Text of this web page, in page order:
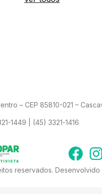
– CEP 85810-021 –
1449 | (45) 3321-1416
reservados.